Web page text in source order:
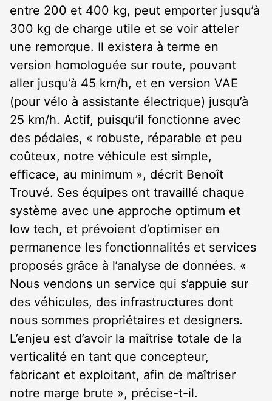
entre 200 et 400 kg, peut emporter jusqu’à
300 kg de charge utile et se voir atteler
une remorque. Il existera à terme en
version homologuée sur route, pouvant
aller jusqu’à 45 km/h, et en version VAE
(pour vélo à assistante électrique) jusqu’à
25 km/h. Actif, puisqu’il fonctionne avec
des pédales, « robuste, réparable et peu
coûteux, notre véhicule est simple,
efficace, au minimum », décrit Benoît
Trouvé. Ses équipes ont travaillé chaque
système avec une approche optimum et
low tech, et prévoient d’optimiser en
permanence les fonctionnalités et services
proposés grâce à l’analyse de données. «
Nous vendons un service qui s’appuie sur
des véhicules, des infrastructures dont
nous sommes propriétaires et designers.
L’enjeu est d’avoir la maîtrise totale de la
verticalité en tant que concepteur,
fabricant et exploitant, afin de maîtriser
notre marge brute », précise-t-il.